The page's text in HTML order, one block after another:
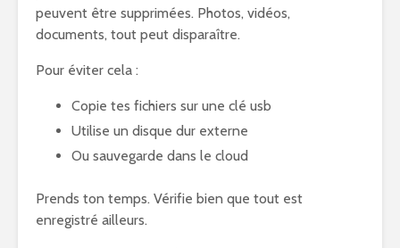
peuvent être supprimées. Photos, vidéos,
documents, tout peut disparaître.
Pour éviter cela :
Copie tes fichiers sur une clé usb
Utilise un disque dur externe
Ou sauvegarde dans le cloud
Prends ton temps. Vérifie bien que tout est
enregistré ailleurs.